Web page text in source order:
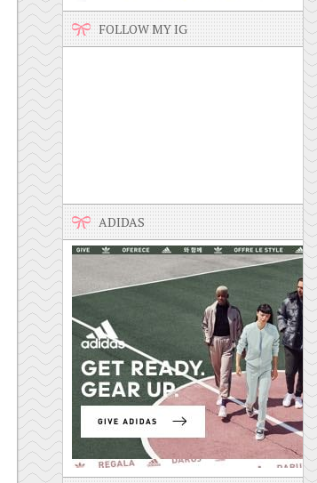
FOLLOW MY IG
ADIDAS